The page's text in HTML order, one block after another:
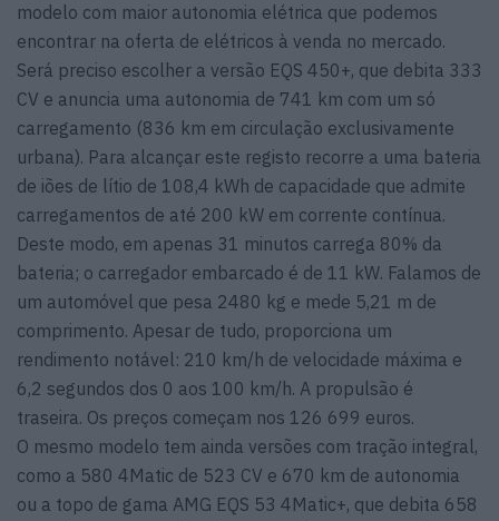
modelo com maior autonomia elétrica que podemos
encontrar na oferta de elétricos à venda no mercado.
Será preciso escolher a versão EQS 450+, que debita 333
CV e anuncia uma autonomia de 741 km com um só
carregamento (836 km em circulação exclusivamente
urbana). Para alcançar este registo recorre a uma bateria
de iões de lítio de 108,4 kWh de capacidade que admite
carregamentos de até 200 kW em corrente contínua.
Deste modo, em apenas 31 minutos carrega 80% da
bateria; o carregador embarcado é de 11 kW. Falamos de
um automóvel que pesa 2480 kg e mede 5,21 m de
comprimento. Apesar de tudo, proporciona um
rendimento notável: 210 km/h de velocidade máxima e
6,2 segundos dos 0 aos 100 km/h. A propulsão é
traseira. Os preços começam nos 126 699 euros.
O mesmo modelo tem ainda versões com tração integral,
como a 580 4Matic de 523 CV e 670 km de autonomia
ou a topo de gama AMG EQS 53 4Matic+, que debita 658